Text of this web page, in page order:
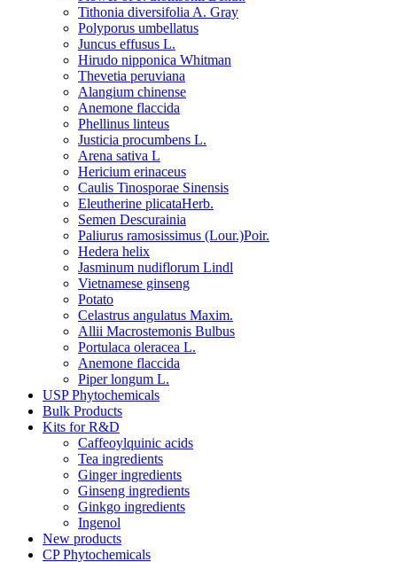
Tithonia diversifolia A. Gray
Polyporus umbellatus
Juncus effusus L.
Hirudo nipponica Whitman
Thevetia peruviana
Alangium chinense
Anemone flaccida
Phellinus linteus
Justicia procumbens L.
Arena sativa L
Hericium erinaceus
Caulis Tinosporae Sinensis
Eleutherine plicataHerb.
Semen Descurainia
Paliurus ramosissimus (Lour.)Poir.
Hedera helix
Jasminum nudiflorum Lindl
Vietnamese ginseng
Potato
Celastrus angulatus Maxim.
Allii Macrostemonis Bulbus
Portulaca oleracea L.
Anemone flaccida
Piper longum L.
USP Phytochemicals
Bulk Products
Kits for R&D
Caffeoylquinic acids
Tea ingredients
Ginger ingredients
Ginseng ingredients
Ginkgo ingredients
Ingenol
New products
CP Phytochemicals